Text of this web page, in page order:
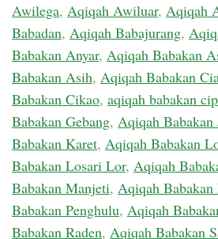
Awilega, Aqiqah Awiluar, Aqiqah
Babadan, Aqiqah Babajurang,
Babakan Anyar, Aqiqah Babakan
Babakan Asih, Aqiqah Babakan
Babakan Cikao, aqiqah babakan
Babakan Gebang, Aqiqah Babakan
Babakan Karet, Aqiqah Babakan
Babakan Losari Lor, Aqiqah
Babakan Manjeti, Aqiqah Babakan
Babakan Penghulu, Aqiqah
Babakan Raden, Aqiqah Babakan